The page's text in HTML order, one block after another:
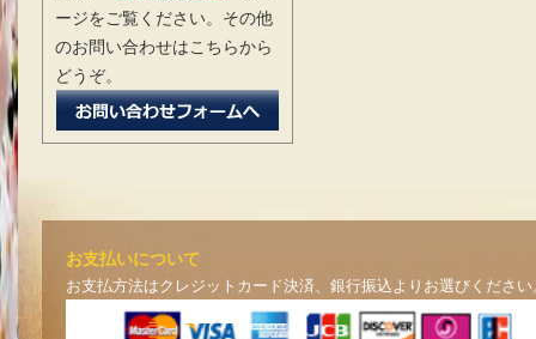
ージをご覧ください。その他
のお問い合わせはこちらから
どうぞ。
お支払いについて
お支払方法はクレジットカード決済、銀行振込よりお選びください